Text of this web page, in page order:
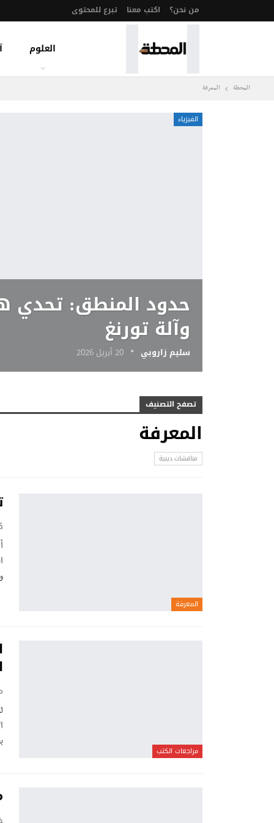
من نحن؟ اكتب معنا تبرع للمحتوى
العلوم
المحطة المعرفة
الفيزياء
حدود المنطق: تحدي
وآلة تورنغ
سليم زاروبي 20 أبريل 2026
تصفح التصنيف
المعرفة
مناقشات دينية
المعرفة
مراجعات الكتب